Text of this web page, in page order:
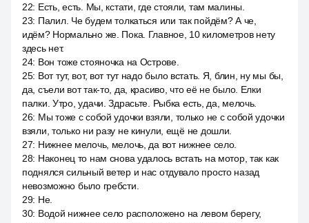
22: Есть, есть. Мы, кстати, где стояли, там малины.
23: Палил. Че будем толкаться или так пойдём? А че,
идём? Нормально же. Пока. Главное, 10 километров нету
здесь нет.
24: Вон тоже стояночка на Острове.
25: Вот тут, вот, вот тут надо было встать. Я, блин, ну мы бы,
да, съели вот так-то, да, красиво, что её не было. Елки
палки. Утро, удачи. Здрасьте. Рыбка есть, да, мелочь.
26: Мы тоже с собой удочки взяли, только не с собой удочки
взяли, только ни разу не кинули, ещё не дошли.
27: Нижнее мелочь, мелочь, да вот нижнее село.
28: Наконец то нам снова удалось встать на мотор, так как
поднялся сильный ветер и нас отдувало просто назад
невозможно было гребсти.
29: Не.
30: Водой нижнее село расположено на левом берегу,